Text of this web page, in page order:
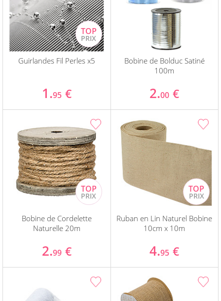
Guirlandes Fil Perles x5
1.95 €
Bobine de Bolduc Satiné
100m
2.00 €
Bobine de Cordelette
Naturelle 20m
2.99 €
Ruban en Lin Naturel Bobine
10cm x 10m
4.95 €